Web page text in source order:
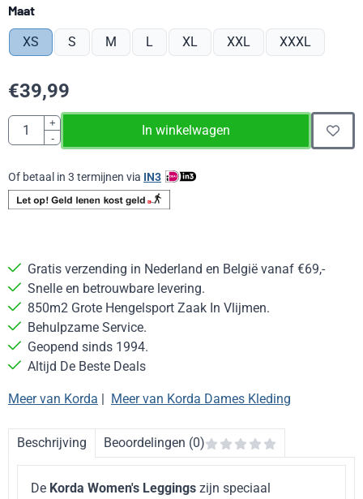
Maak een keuze voor
Maat
XS S M L XL XXL XXXL
€39,99
Aantal
+
-
In winkelwagen
Of betaal in 3 termijnen via IN3
Gratis verzending in Nederland en België vanaf €69,-
Snelle en betrouwbare levering.
850m2 Grote Hengelsport Zaak In Vlijmen.
Behulpzame Service.
Geopend sinds 1994.
Altijd De Beste Deals
Meer van Korda Meer van Korda Dames Kleding
Beschrijving Beoordelingen (0)
De Korda Women's Leggings zijn speciaal